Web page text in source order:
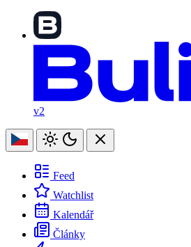
v2
Feed
Watchlist
Kalendář
Články